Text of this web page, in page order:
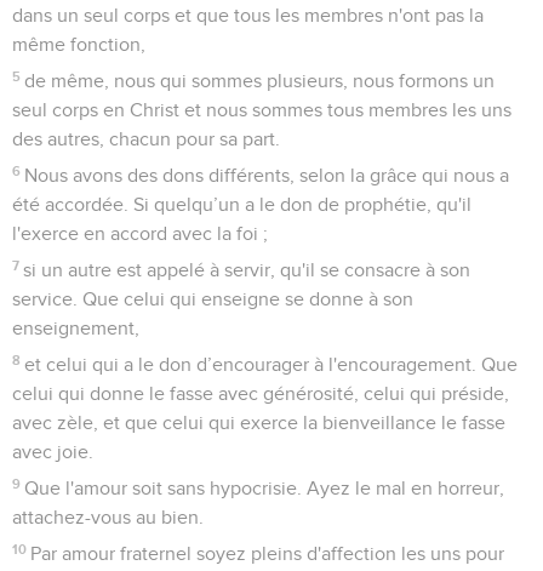
dans un seul corps et que tous les membres n'ont pas la
même fonction,
5 de même, nous qui sommes plusieurs, nous formons un
seul corps en Christ et nous sommes tous membres les uns
des autres, chacun pour sa part.
6 Nous avons des dons différents, selon la grâce qui nous a
été accordée. Si quelqu’un a le don de prophétie, qu'il
l'exerce en accord avec la foi ;
7 si un autre est appelé à servir, qu'il se consacre à son
service. Que celui qui enseigne se donne à son
enseignement,
8 et celui qui a le don d’encourager à l'encouragement. Que
celui qui donne le fasse avec générosité, celui qui préside,
avec zèle, et que celui qui exerce la bienveillance le fasse
avec joie.
9 Que l'amour soit sans hypocrisie. Ayez le mal en horreur,
attachez-vous au bien.
10 Par amour fraternel soyez pleins d'affection les uns pour